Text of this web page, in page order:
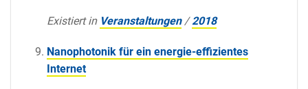
Existiert in Veranstaltungen /2018
Nanophotonik für ein energie-effizientes
Internet